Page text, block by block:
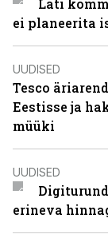
Läti
ei planeerita
UUDISED
Tesco
Eestisse ja
müüki
UUDISED
erineva